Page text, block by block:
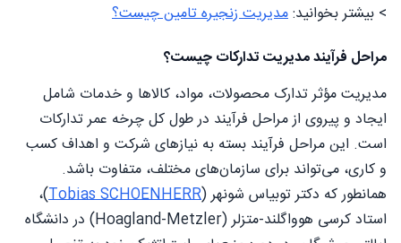
> بیشتر بخوانید:مدیریت زنجیره تامین چیست؟
مراحل فرآیند مدیریت تدارکات چیست؟
مدیریت مؤثر تدارک محصولات، مواد، کالاها و خدمات شامل
ایجاد و پیروی از مراحل فرآیند در طول کل چرخه عمر تدارکات
است. این مراحل فرآیند بسته به نیازهای شرکت و اهداف کسب
و کاری، می‌تواند برای سازمان‌های مختلف، متفاوت باشد.
همانطور که دکتر توبیاس شونهر (Tobias SCHOENHERR)،
استاد کرسی هوواگلند-متزلر (Hoagland-Metzler) در دانشگاه